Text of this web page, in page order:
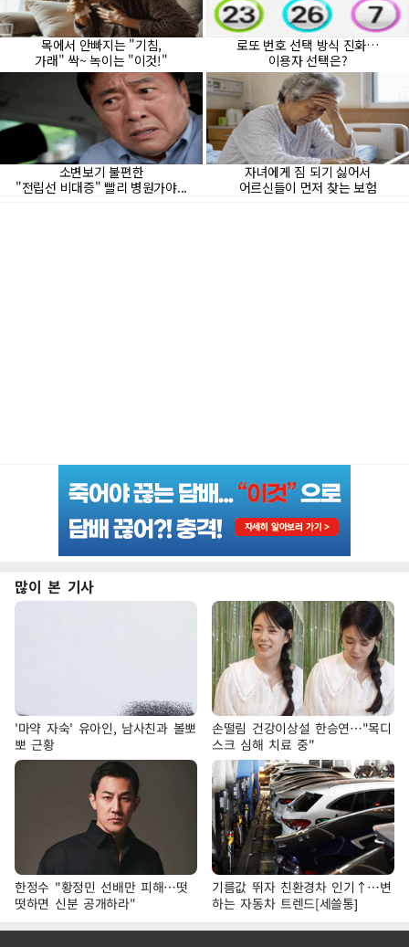
많이 본 기사
'마약 자숙' 유아인, 남사친과 볼뽀
뽀 근황
손떨림 건강이상설 한승연…"목디
스크 심해 치료 중"
한정수 "황정민 선배만 피해…떳
떳하면 신분 공개하라"
기름값 뛰자 친환경차 인기↑…변
하는 자동차 트렌드[세쓸통]